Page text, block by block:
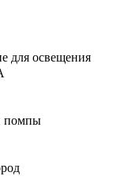
для освещения
помпы